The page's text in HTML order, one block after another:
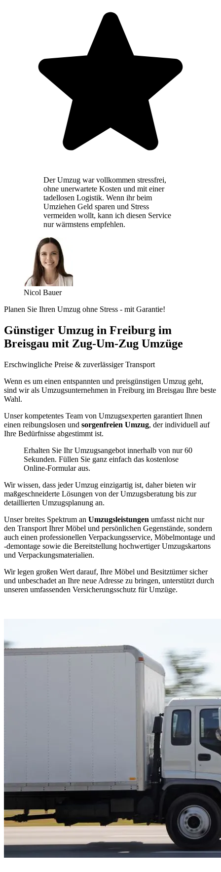
Der Umzug war vollkommen stressfrei,
ohne unerwartete Kosten und mit einer
tadellosen Logistik. Wenn ihr beim
Umziehen Geld sparen und Stress
vermeiden wollt, kann ich diesen Service
nur wärmstens empfehlen.
Nicol Bauer
Planen Sie Ihren Umzug ohne Stress - mit Garantie!
Günstiger Umzug in Freiburg im
Breisgau mit Zug-Um-Zug Umzüge
Erschwingliche Preise & zuverlässiger Transport
Wenn es um einen entspannten und preisgünstigen Umzug geht,
sind wir als Umzugsunternehmen in Freiburg im Breisgau Ihre beste
Wahl.
Unser kompetentes Team von Umzugsexperten garantiert Ihnen
einen reibungslosen und sorgenfreien Umzug, der individuell auf
Ihre Bedürfnisse abgestimmt ist.
Erhalten Sie Ihr Umzugsangebot innerhalb von nur 60
Sekunden. Füllen Sie ganz einfach das kostenlose
Online-Formular aus.
Wir wissen, dass jeder Umzug einzigartig ist, daher bieten wir
maßgeschneiderte Lösungen von der Umzugsberatung bis zur
detaillierten Umzugsplanung an.
Unser breites Spektrum an Umzugsleistungen umfasst nicht nur
den Transport Ihrer Möbel und persönlichen Gegenstände, sondern
auch einen professionellen Verpackungsservice, Möbelmontage und
-demontage sowie die Bereitstellung hochwertiger Umzugskartons
und Verpackungsmaterialien.
Wir legen großen Wert darauf, Ihre Möbel und Besitztümer sicher
und unbeschadet an Ihre neue Adresse zu bringen, unterstützt durch
unseren umfassenden Versicherungsschutz für Umzüge.